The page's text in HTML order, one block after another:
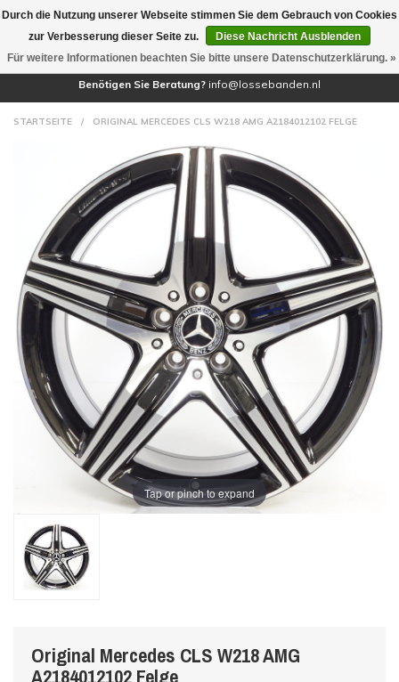
(0)
Benötigen Sie Beratung? info@lossebanden.nl
STARTSEITE / ORIGINAL MERCEDES CLS W218 AMG A2184012102 FELGE
Tap or pinch to expand
Original Mercedes CLS W218 AMG
A2184012102 Felge
Durch die Nutzung unserer Webseite stimmen Sie dem Gebrauch von Cookies
zur Verbesserung dieser Seite zu.
Diese Nachricht Ausblenden
Für weitere Informationen beachten Sie bitte unsere Datenschutzerklärung. »